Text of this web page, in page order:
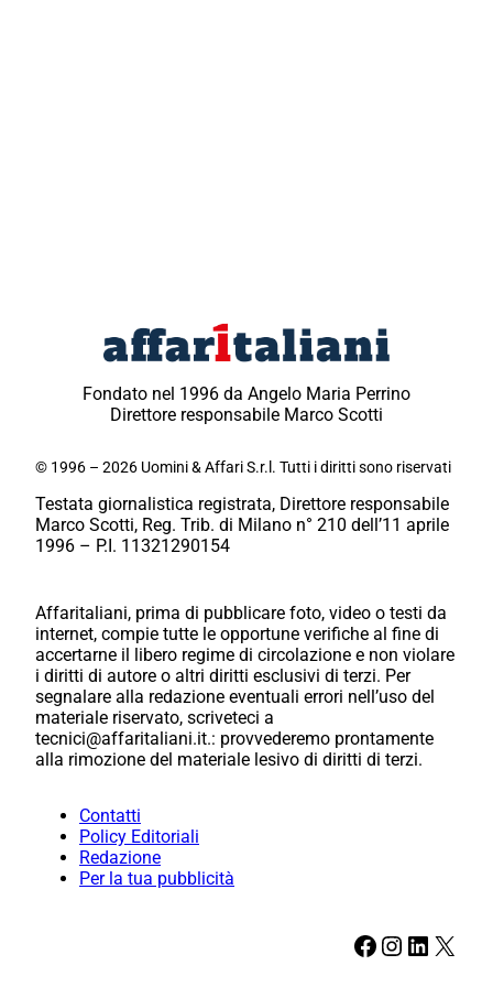
Fondato nel 1996 da Angelo Maria Perrino
Direttore responsabile Marco Scotti
© 1996 – 2026 Uomini & Affari S.r.l. Tutti i diritti sono riservati
Testata giornalistica registrata, Direttore responsabile
Marco Scotti, Reg. Trib. di Milano n° 210 dell’11 aprile
1996 – P.I. 11321290154
Affaritaliani, prima di pubblicare foto, video o testi da
internet, compie tutte le opportune verifiche al fine di
accertarne il libero regime di circolazione e non violare
i diritti di autore o altri diritti esclusivi di terzi. Per
segnalare alla redazione eventuali errori nell’uso del
materiale riservato, scriveteci a
tecnici@affaritaliani.it.: provvederemo prontamente
alla rimozione del materiale lesivo di diritti di terzi.
Contatti
Policy Editoriali
Redazione
Per la tua pubblicità
Facebook Instagram LinkedIn X